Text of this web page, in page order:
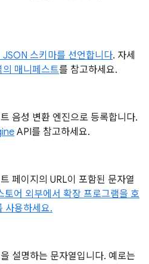
스키마를 선언합니다. 자세
의 매니페스트를 참고하세요.
음성 변환 엔진으로 등록합니다.
API를 참고하세요.
페이지의 URL이 포함된 문자열
어 외부에서 확장 프로그램을 호
사용하세요.
설명하는 문자열입니다. 예로는